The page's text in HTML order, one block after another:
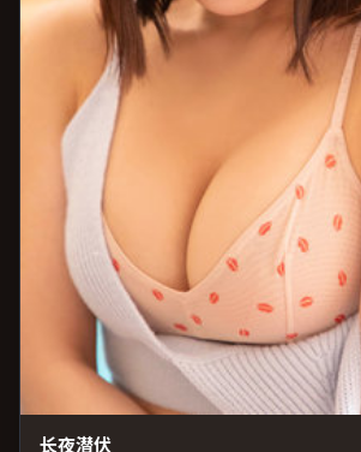
长夜潜伏